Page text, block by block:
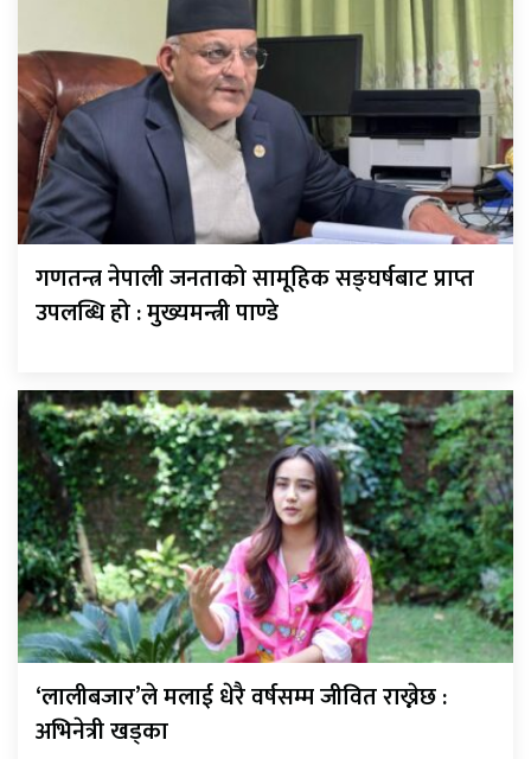
गणतन्त्र नेपाली जनताको सामूहिक सङ्घर्षबाट प्राप्त
उपलब्धि हो : मुख्यमन्त्री पाण्डे
‘लालीबजार’ले मलाई धेरै वर्षसम्म जीवित राख्नेछ :
अभिनेत्री खड्का